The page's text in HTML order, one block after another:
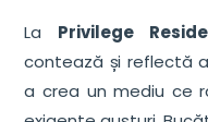
La Privilege
contează și reflectă
a crea un mediu ce